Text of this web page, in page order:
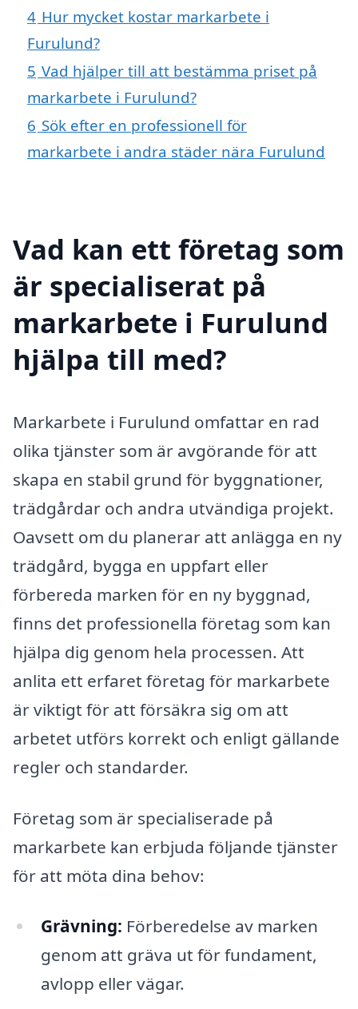
4 Hur mycket kostar markarbete i
Furulund?
5 Vad hjälper till att bestämma priset på
markarbete i Furulund?
6 Sök efter en professionell för
markarbete i andra städer nära Furulund
Vad kan ett företag som
är specialiserat på
markarbete i Furulund
hjälpa till med?
Markarbete i Furulund omfattar en rad
olika tjänster som är avgörande för att
skapa en stabil grund för byggnationer,
trädgårdar och andra utvändiga projekt.
Oavsett om du planerar att anlägga en ny
trädgård, bygga en uppfart eller
förbereda marken för en ny byggnad,
finns det professionella företag som kan
hjälpa dig genom hela processen. Att
anlita ett erfaret företag för markarbete
är viktigt för att försäkra sig om att
arbetet utförs korrekt och enligt gällande
regler och standarder.
Företag som är specialiserade på
markarbete kan erbjuda följande tjänster
för att möta dina behov:
Grävning: Förberedelse av marken
genom att gräva ut för fundament,
avlopp eller vägar.